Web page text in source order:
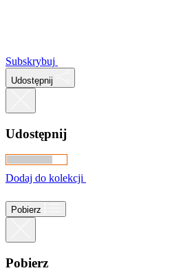
Subskrybuj
Udostępnij
Udostępnij
Dodaj do kolekcji
Pobierz
Pobierz